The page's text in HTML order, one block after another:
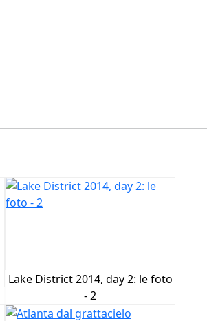
Lake District 2014, day 2: le foto
- 2